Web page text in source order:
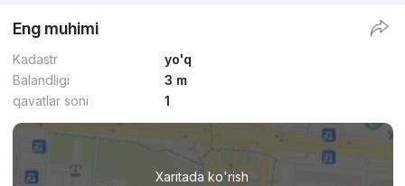
Eng muhimi
Kadastr
yo'q
Balandligi
3 m
qavatlar soni
1
Xaritada ko'rish